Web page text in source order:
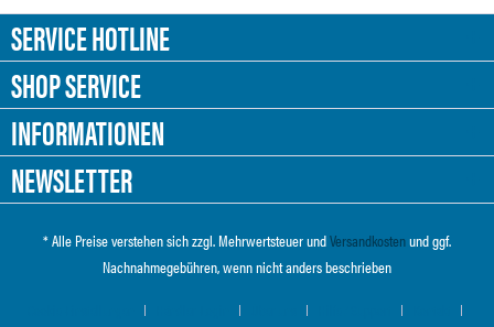
SERVICE HOTLINE
SHOP SERVICE
INFORMATIONEN
NEWSLETTER
* Alle Preise verstehen sich zzgl. Mehrwertsteuer undVersandkostenund ggf.
Nachnahmegebühren, wenn nicht anders beschrieben